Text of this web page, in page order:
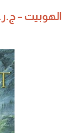
الهوبيت –